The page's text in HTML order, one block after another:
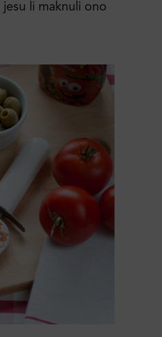
li maknuli ono